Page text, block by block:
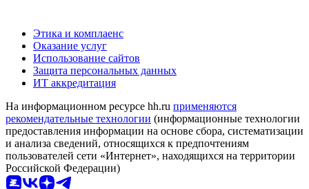
Этика и комплаенс
Оказание услуг
Использование сайтов
Защита персональных данных
ИТ аккредитация
На информационном ресурсе hh.ru применяются
рекомендательные технологии (информационные технологии
предоставления информации на основе сбора, систематизации
и анализа сведений, относящихся к предпочтениям
пользователей сети «Интернет», находящихся на территории
Российской Федерации)